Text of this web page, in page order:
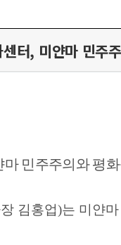
터, 미얀마 민주
마 민주주의와 평
김홍업)는 미얀